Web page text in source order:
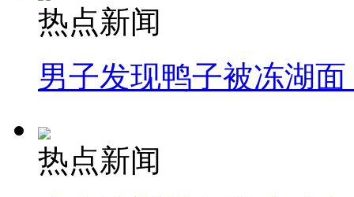
热点新闻
男子发现鸭子被冻湖
热点新闻